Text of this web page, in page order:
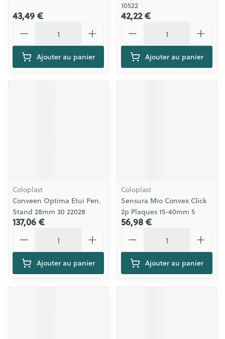
43,49 €
Ajouter au panier
10522
42,22 €
Ajouter au panier
Coloplast
Conveen Optima Etui Pen.
Stand 28mm 30 22028
137,06 €
Ajouter au panier
Coloplast
Sensura Mio Convex Click
2p Plaques 15-40mm 5
56,98 €
Ajouter au panier